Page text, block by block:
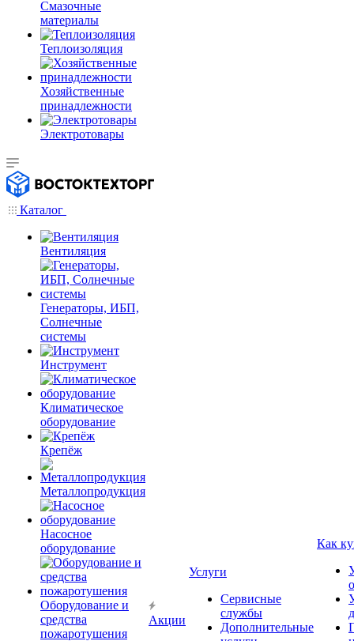
Смазочные
материалы
Теплоизоляция
Хозяйственные
принадлежности
Электротовары
Каталог
Вентиляция
Генераторы, ИБП,
Солнечные
системы
Инструмент
Климатическое
оборудование
Крепёж
Металлопродукция
Насосное
оборудование
Оборудование и
средства
пожаротушения
Акции
Услуги
Сервисные
службы
Дополнительные
Как